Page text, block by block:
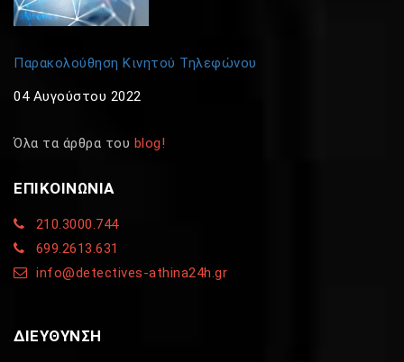
Παρακολούθηση Κινητού Τηλεφώνου
04 Αυγούστου 2022
Όλα τα άρθρα του blog!
ΕΠΙΚΟΙΝΩΝΙΑ
210.3000.744
699.2613.631
info@detectives-athina24h.gr
ΔΙΕΥΘΥΝΣΗ